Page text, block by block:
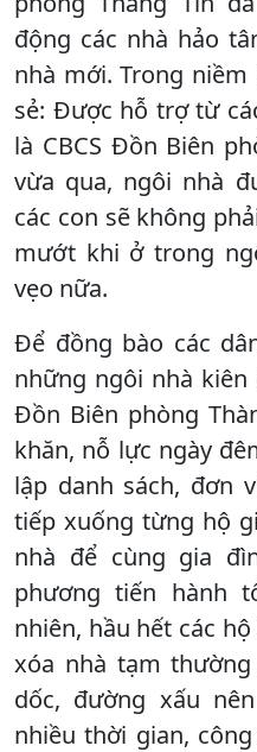
động các nhà hảo
nhà mới. Trong niềm
sẻ: Được hỗ trợ từ
là CBCS Đồn Biên
vừa qua, ngôi nhà
các con sẽ không
mướt khi ở trong
vẹo nữa.
Để đồng bào các
những ngôi nhà kiên
Đồn Biên phòng
khăn, nỗ lực ngày
lập danh sách, đơn
tiếp xuống từng hộ
nhà để cùng gia
phương tiến hành
nhiên, hầu hết các
xóa nhà tạm
dốc, đường xấu
nhiều thời gian,